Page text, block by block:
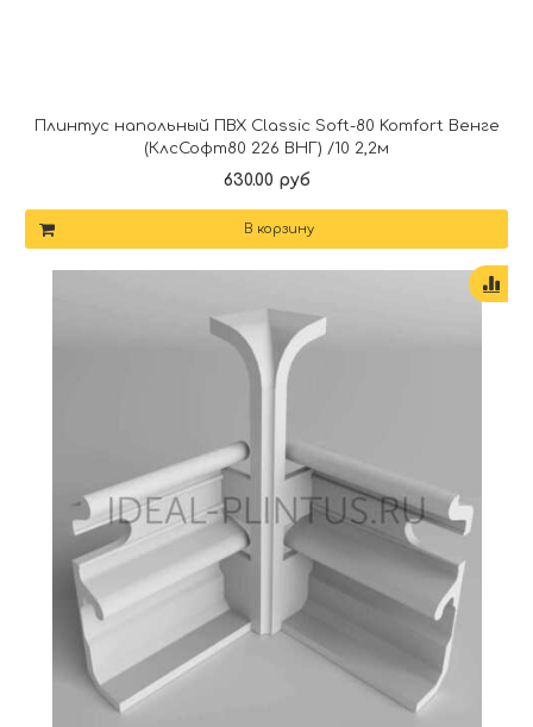
Плинтус напольный ПВХ Classic Soft-80 Komfort Венге
(КлсСофт80 226 ВНГ) /10 2,2м
630.00 руб
В корзину